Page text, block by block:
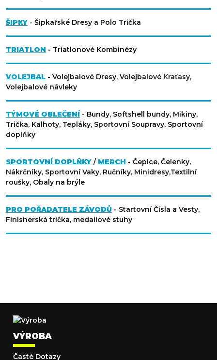
ŠIPKY - Šipkařské Dresy a Polo Trička
TRIATLON - Triatlonové Kombinézy
VOLEJBAL - Volejbalové Dresy, Volejbalové Kraťasy,
Volejbalové návleky
TÝMOVÉ OBLEČENÍ - Bundy, Softshell bundy, Mikiny,
Trička, Kalhoty, Tepláky, Sportovní Soupravy, Sportovní
doplňky
SPORTOVNÍ DOPLŇKY / MERCH - Čepice, Čelenky,
Nákrčníky, Sportovní Vaky, Ručníky, Minidresy,Textilní
roušky, Obaly na brýle
PRO POŘADATELE ZÁVODŮ - Startovní Čísla a Vesty,
Finisherská trička, medailové stuhy
VÝROBA
Časté Dotazy